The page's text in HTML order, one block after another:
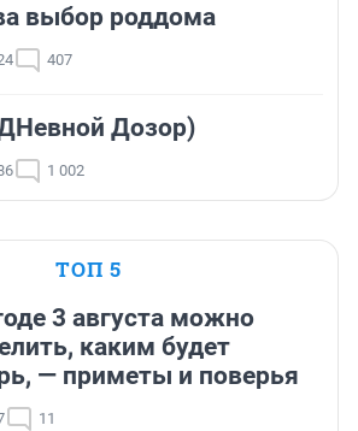
выбор роддома
407
Дозор)
1 002
ТОП 5
3 августа можно
каким будет
— приметы и поверья
11